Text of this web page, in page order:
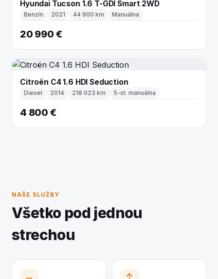
Hyundai Tucson 1.6 T-GDI Smart 2WD
Benzín 2021 44 900 km Manuálna
20 990 €
Citroën C4 1.6 HDI Seduction
Diesel 2014 218 023 km 5-st. manuálna
4 800 €
NAŠE SLUŽBY
Všetko pod jednou
strechou